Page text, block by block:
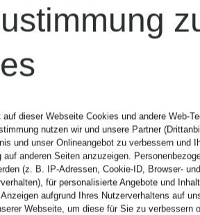
Sneaker
Sneaker
Damen
auf dieser Webseite Cookies und andere Web-
nutzen wir und unsere Partner
und unser Onlineangebot zu verbessern und
auf anderen Seiten anzuzeigen.
(z. B. IP-Adressen, Cookie-ID, Browser-
für personalisierte Angebote und
aufgrund Ihres Nutzerverhaltens auf
Webseite, um diese für Sie zu verbessern